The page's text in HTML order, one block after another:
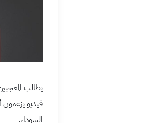
السوداء.